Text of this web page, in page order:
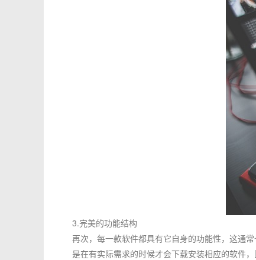
3.完美的功能结构
再次，每一款软件都具有它自身的功能性，这通
是在有实际需求的时候才会下载安装相应的软件